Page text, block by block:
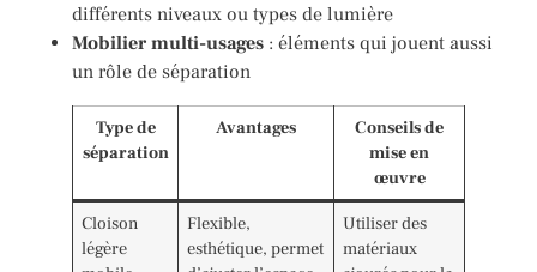
différents niveaux ou types de lumière
Mobilier multi-usages : éléments qui jouent aussi
un rôle de séparation
Type de
séparation
Avantages
Conseils de
mise en
œuvre
Cloison
légère
Flexible,
esthétique, permet
Utiliser des
matériaux